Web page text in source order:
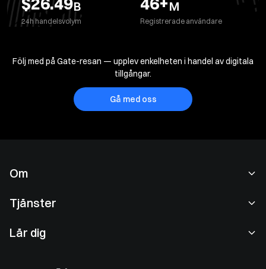
B
24h handelsvolym
M
Registrerade användare
Följ med på Gate-resan — upplev enkelheten i handel av digitala
tillgångar.
Gå med oss
Om
Användaravtal
Tjänster
Lär dig